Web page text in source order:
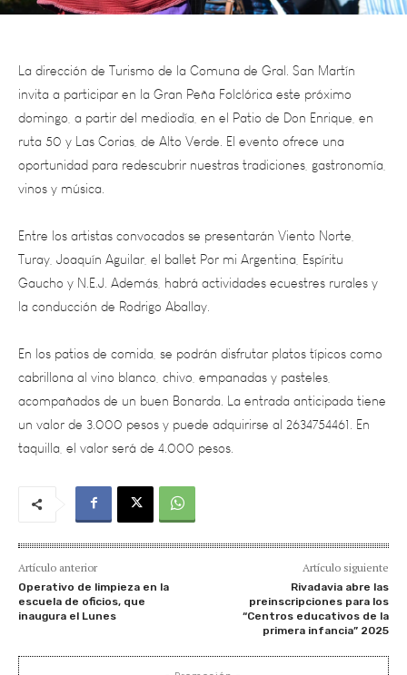
La dirección de Turismo de la Comuna de Gral. San Martín
invita a participar en la Gran Peña Folclórica este próximo
domingo, a partir del mediodía, en el Patio de Don Enrique, en
ruta 50 y Las Corias, de Alto Verde. El evento ofrece una
oportunidad para redescubrir nuestras tradiciones, gastronomía,
vinos y música.
Entre los artistas convocados se presentarán Viento Norte,
Turay, Joaquín Aguilar, el ballet Por mi Argentina,Espíritu
Gaucho y N.E.J. Además, habrá actividades ecuestres rurales y
la conducción de Rodrigo Aballay.
En los patios de comida, se podrán disfrutar platos típicos como
cabrillona al vino blanco, chivo, empanadas y pasteles,
acompañados de un buen Bonarda. La entrada anticipada tiene
un valor de 3.000 pesos y puede adquirirse al 2634754461. En
taquilla, el valor será de 4.000 pesos.
Artículo anterior
Operativo de limpieza en la
escuela de oficios, que
inaugura el Lunes
Artículo siguiente
Rivadavia abre las
preinscripciones para los
“Centros educativos de la
primera infancia” 2025